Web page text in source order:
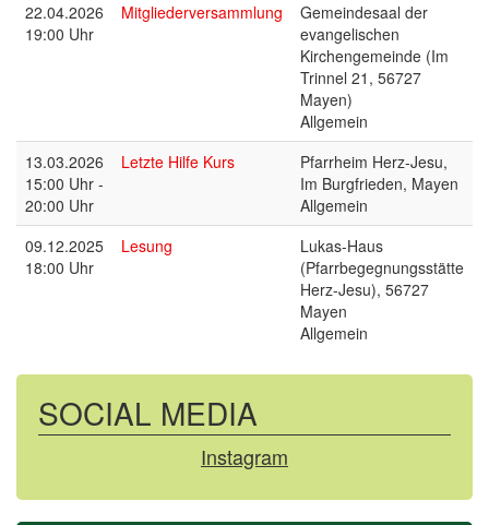
22.04.2026
19:00 Uhr
Mitgliederversammlung
Gemeindesaal der
evangelischen
Kirchengemeinde (Im
Trinnel 21, 56727
Mayen)
Allgemein
13.03.2026
15:00 Uhr -
20:00 Uhr
Letzte Hilfe Kurs
Pfarrheim Herz-Jesu,
Im Burgfrieden, Mayen
Allgemein
09.12.2025
18:00 Uhr
Lesung
Lukas-Haus
(Pfarrbegegnungsstätte
Herz-Jesu), 56727
Mayen
Allgemein
SOCIAL MEDIA
Instagram